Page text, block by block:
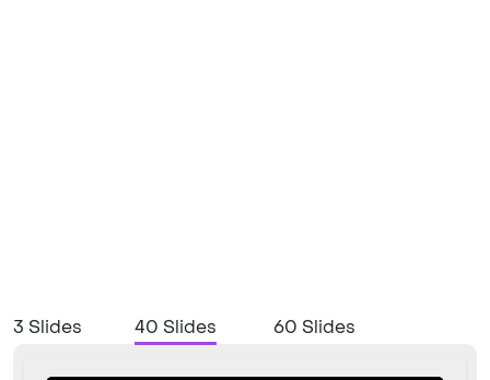
3 Slides 40 Slides 60 Slides